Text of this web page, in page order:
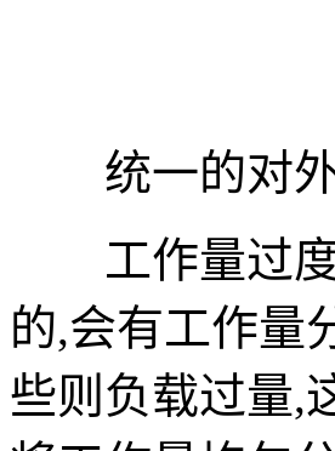
统一的对外
工作量过度
的,会有工作量
些则负载过量,